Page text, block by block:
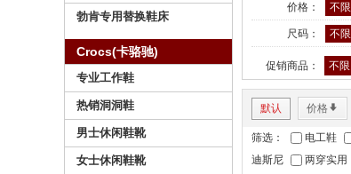
价格： 不限
尺码： 不限
促销商品： 不限
默认 价格*
筛选： 电工鞋
迪斯尼
两穿实用
勃肯专用替换鞋床
Crocs(卡骆驰)
专业工作鞋
热销洞洞鞋
男士休闲鞋靴
女士休闲鞋靴